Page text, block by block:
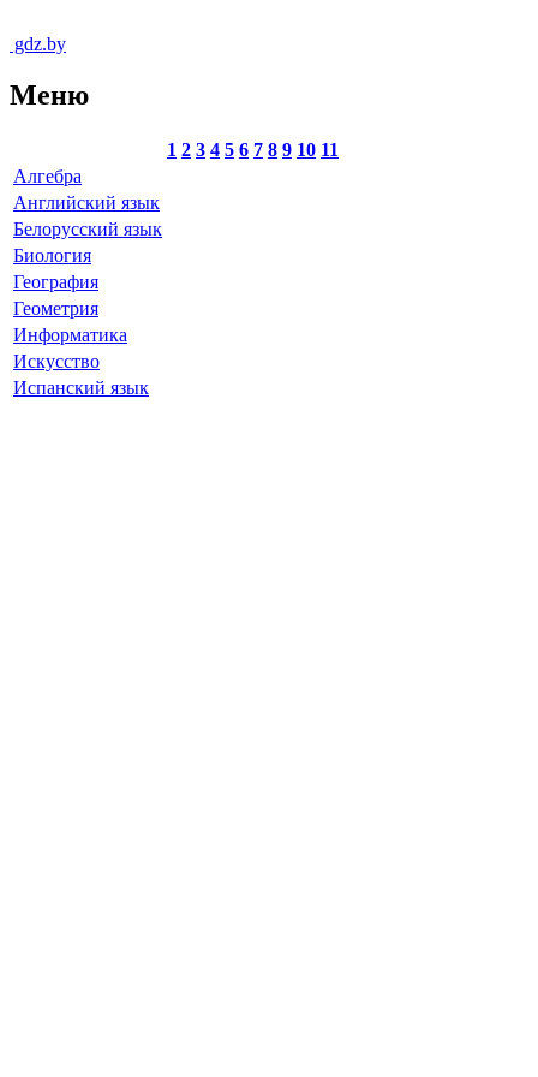
gdz.by
Меню
1 2 3 4 5 6 7 8 9 10 11
Алгебра
Английский язык
Белорусский язык
Биология
География
Геометрия
Информатика
Искусство
Испанский язык